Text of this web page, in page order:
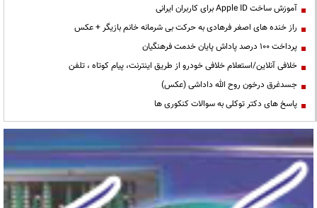
آموزش ساخت Apple ID برای کاربران ایرانی
راز خنده های اصغر فرهادی به حرکت بی شرمانه خانم بازیگر + عکس
پرداخت ۱۰۰ درصد پاداش پایان خدمت فرهنگیان
خلافی آنلاین/استعلام خلافی خودرو از طریق اینترنت، پیام کوتاه ، تلفن
جسدغرق درخون روح الله داداشی (عکس)
پاسخ های دکتر توکلی به سوالات کنکوری ها